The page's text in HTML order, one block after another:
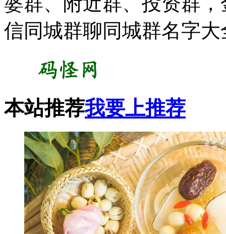
信同城群聊同城群名字
本站推荐我要上推荐